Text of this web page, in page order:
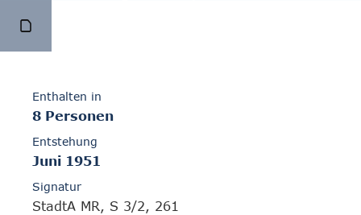
Enthalten in
8 Personen
Entstehung
Juni 1951
Signatur
StadtA MR, S 3/2, 261